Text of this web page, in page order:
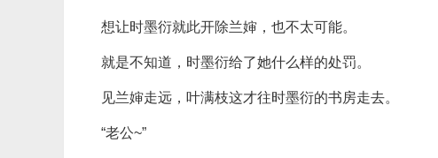
想让时墨衍就此开除兰婶，也不太可能。
就是不知道，时墨衍给了她什么样的处罚。
见兰婶走远，叶满枝这才往时墨衍的书房走去。
“老公~”